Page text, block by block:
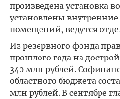
произведена установка
установлены внутренние
помещений, ведутся
Из резервного фонда
прошлого года на
340 млн рублей.
областного бюджета
млн рублей. В сентябре